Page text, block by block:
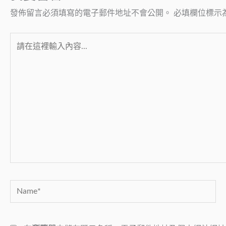
發佈留言必須填寫的電子郵件地址不會公開。 必填欄位標示
Name*